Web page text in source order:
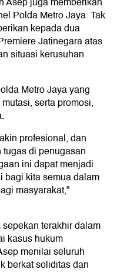
Polda Metro Jaya. Tak
kepada dua
Jatinegara atas
situasi kerusuhan
Metro Jaya yang
serta promosi,
profesional, dan
di penugasan
ini dapat menjadi
bagi kita semua dalam
masyarakat,"
terakhir dalam
kasus hukum
menilai seluruh
berkat soliditas dan